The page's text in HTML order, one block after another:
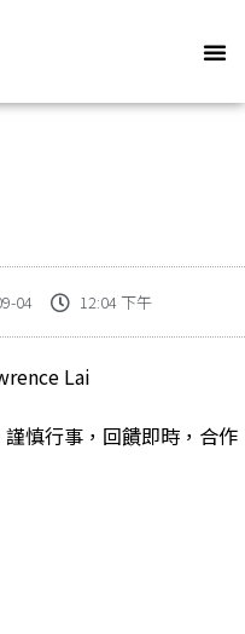
04 12:04 下午
Lai
慎行事，回饋即時，合作